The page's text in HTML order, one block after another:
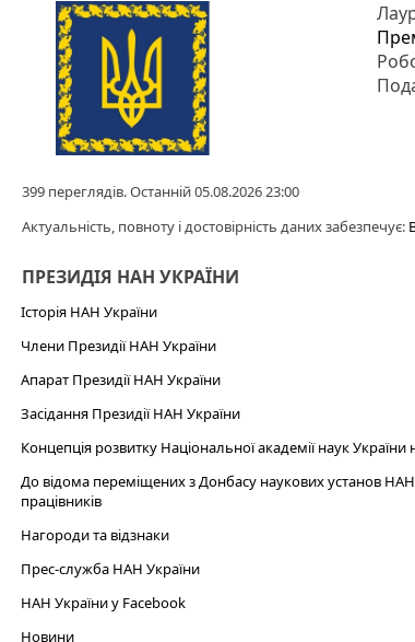
399 переглядів. Останній 05.08.2026 23:00
Актуальність, повноту і достовірність даних забезпечує:
ПРЕЗИДІЯ НАН УКРАЇНИ
Історія НАН України
Члени Президії НАН України
Апарат Президії НАН України
Засідання Президії НАН України
Концепція розвитку Національної академії наук України
До відома переміщених з Донбасу наукових установ НАН
працівників
Нагороди та відзнаки
Прес-служба НАН України
НАН України у Facebook
Новини